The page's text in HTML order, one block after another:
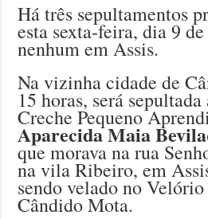
Há três sepultamentos
esta sexta-feira, dia 9
nenhum em Assis.
Na vizinha cidade de
15 horas, será
Creche Pequeno
Aparecida Maia
que morava na rua
na vila Ribeiro, em
sendo velado no
Cândido Mota.